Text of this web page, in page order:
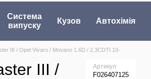
Система
випуску
Кузов Автохімія
III / Opel Vivaro / Movano 1.6D / 2.3CDTI 10-
III /
Артикул
F026407125